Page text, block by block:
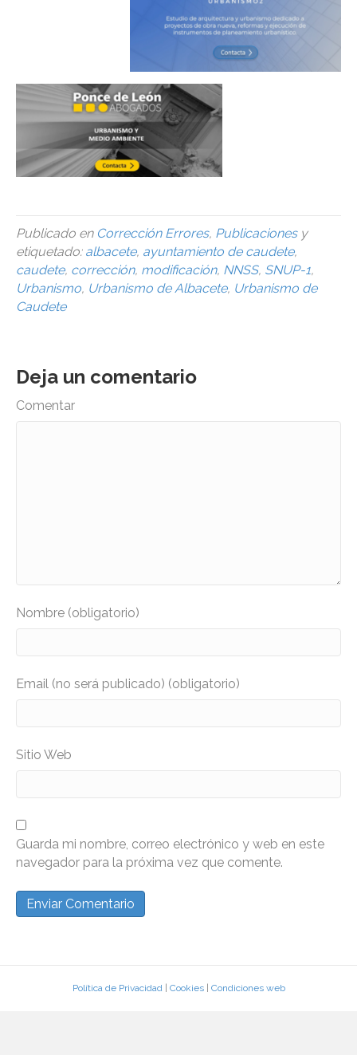
Publicado en Corrección Errores, Publicacionesy
etiquetado: albacete, ayuntamiento de caudete,
caudete, corrección, modificación, NNSS, SNUP-1,
Urbanismo, Urbanismo de Albacete, Urbanismo de
Caudete
Deja un comentario
Comentar
Nombre (obligatorio)
Email (no será publicado) (obligatorio)
Sitio Web
Guarda mi nombre, correo electrónico y web en este
navegador para la próxima vez que comente.
Política de Privacidad| Cookies| Condiciones web